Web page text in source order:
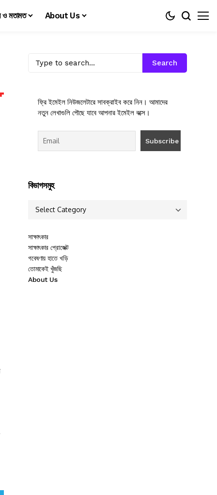
ও মতামত About Us
Search
ফ্রি ইমেইল নিউজলেটারে সাবক্রাইব করে নিন। আমাদের
নতুন লেখাগুলি পৌছে যাবে আপনার ইমেইল বক্সে।
বিভাগসমুহ
সাক্ষাৎকার
সাক্ষাৎকার প্রোজেক্ট
গবেষণায় হাতে খড়ি
তোমাকেই খুঁজছি
About Us